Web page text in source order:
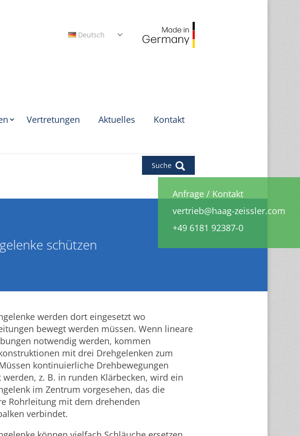
Deutsch
Vertretungen Aktuelles Kontakt
Suche
schützen
werden dort eingesetzt wo
bewegt werden müssen. Wenn lineare
notwendig werden, kommen
mit drei Drehgelenken zum
kontinuierliche Drehbewegungen
werden, z. B. in runden Klärbecken, wird ein
im Zentrum vorgesehen, das die
Rohrleitung mit dem drehenden
verbindet.
Anfrage / Kontakt
vertrieb@haag-zeissler.com
+49 6181 92387-0